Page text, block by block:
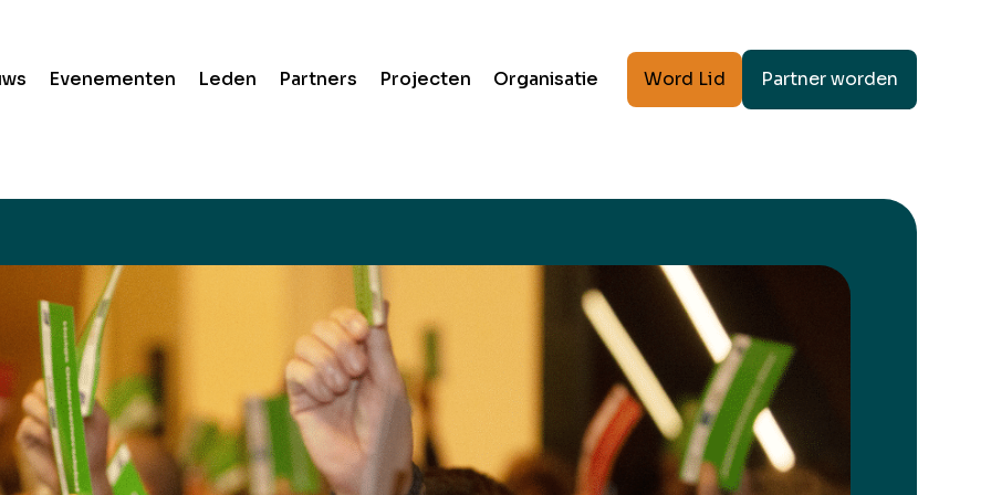
Evenementen Leden Partners Projecten Organisatie Word Lid Partner worden